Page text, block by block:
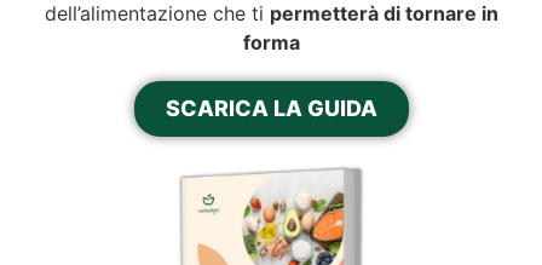
dell’alimentazione che ti permetterà di tornare in
forma
SCARICA LA GUIDA